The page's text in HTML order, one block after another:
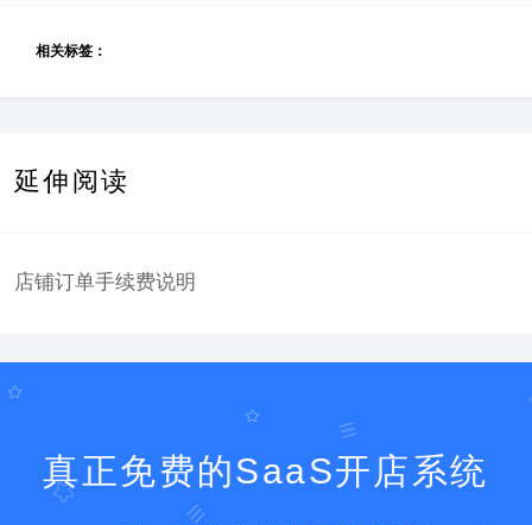
相关标签：
延伸阅读
店铺订单手续费说明
真正免费的SaaS开店系统